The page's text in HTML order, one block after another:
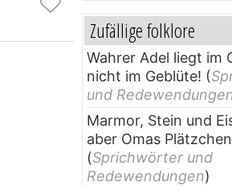
Zufällige folklore
Wahrer Adel liegt im
nicht im Geblüte! (
und
Marmor, Stein und
aber Omas
(Sprichwörter und
Redewendungen)